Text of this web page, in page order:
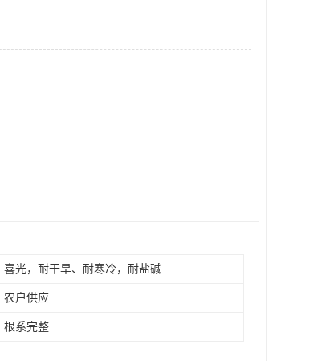
喜光，耐干旱、耐寒冷，耐盐碱
农户供应
根系完整